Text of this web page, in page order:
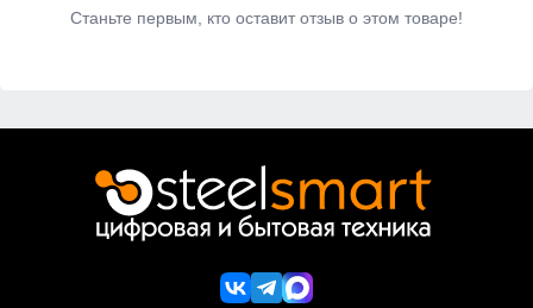
Станьте первым, кто оставит отзыв о этом товаре!